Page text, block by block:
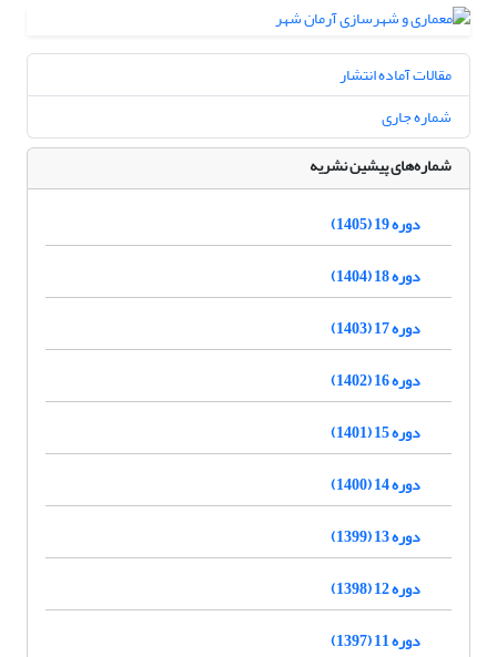
مقالات آماده انتشار
شماره جاری
شماره‌های پیشین نشریه
دوره 19 (1405)
دوره 18 (1404)
دوره 17 (1403)
دوره 16 (1402)
دوره 15 (1401)
دوره 14 (1400)
دوره 13 (1399)
دوره 12 (1398)
دوره 11 (1397)